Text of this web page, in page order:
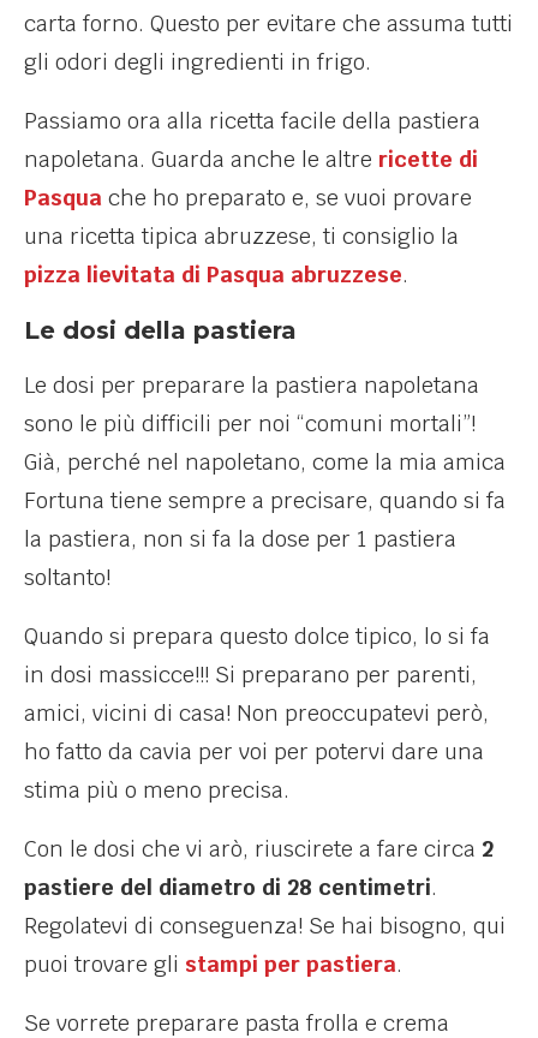
carta forno. Questo per evitare che assuma tutti
gli odori degli ingredienti in frigo.
Passiamo ora alla ricetta facile della pastiera
napoletana. Guarda anche le altre ricette di
Pasqua che ho preparato e, se vuoi provare
una ricetta tipica abruzzese, ti consiglio la
pizza lievitata di Pasqua abruzzese.
Le dosi della pastiera
Le dosi per preparare la pastiera napoletana
sono le più difficili per noi “comuni mortali”!
Già, perché nel napoletano, come la mia amica
Fortuna tiene sempre a precisare, quando si fa
la pastiera, non si fa la dose per 1 pastiera
soltanto!
Quando si prepara questo dolce tipico, lo si fa
in dosi massicce!!! Si preparano per parenti,
amici, vicini di casa! Non preoccupatevi però,
ho fatto da cavia per voi per potervi dare una
stima più o meno precisa.
Con le dosi che vi arò, riuscirete a fare circa 2
pastiere del diametro di 28 centimetri.
Regolatevi di conseguenza! Se hai bisogno, qui
puoi trovare gli stampi per pastiera.
Se vorrete preparare pasta frolla e crema